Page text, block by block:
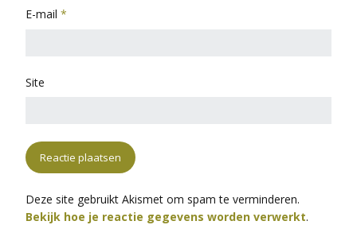
E-mail *
Site
Deze site gebruikt Akismet om spam te verminderen.
Bekijk hoe je reactie gegevens worden verwerkt.